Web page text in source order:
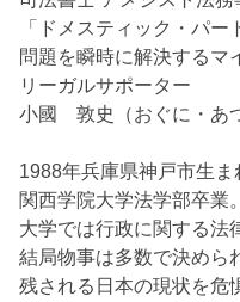
「ドメスティック・パー
問題を瞬時に解決するマ
リーガルサポーター
小國 敦史（おぐに・あ
1988年兵庫県神戸市生ま
関西学院大学法学部卒業。
大学では行政に関する法
結局物事は多数で決めら
残される日本の現状を危